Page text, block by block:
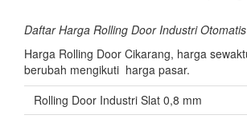
Daftar Harga Rolling Door Industri Otomatis
Harga Rolling Door Cikarang, harga
berubah mengikuti harga pasar.
Rolling Door Industri Slat 0,8 mm